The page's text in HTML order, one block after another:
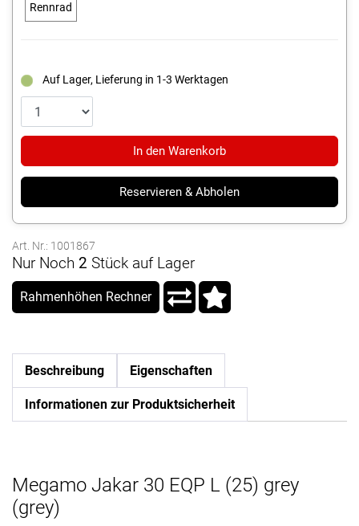
Rennrad
Auf Lager, Lieferung in 1-3 Werktagen
In den Warenkorb
Reservieren & Abholen
Art. Nr.: 1001867
Nur Noch 2 Stück auf Lager
Rahmenhöhen Rechner
Beschreibung Eigenschaften
Informationen zur Produktsicherheit
Megamo Jakar 30 EQP L (25) grey
(grey)